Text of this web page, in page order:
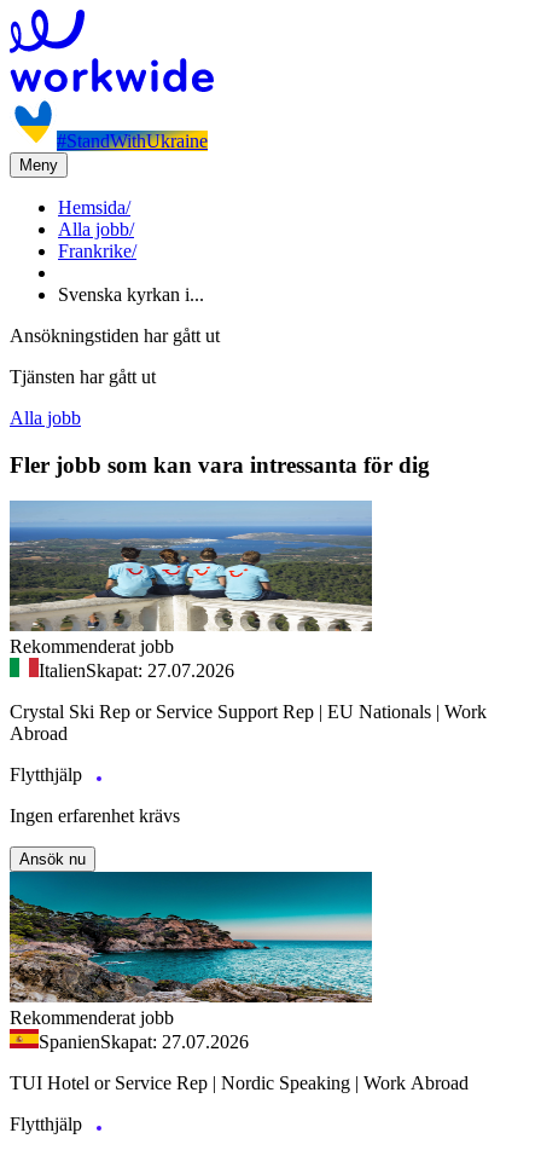
#StandWithUkraine
Meny
Hemsida/
Alla jobb/
Frankrike/
Svenska kyrkan i...
Ansökningstiden har gått ut
Tjänsten har gått ut
Alla jobb
Fler jobb som kan vara intressanta för dig
Rekommenderat jobb
ItalienSkapat: 27.07.2026
Crystal Ski Rep or Service Support Rep | EU Nationals | Work
Abroad
Flytthjälp
Ingen erfarenhet krävs
Ansök nu
Rekommenderat jobb
SpanienSkapat: 27.07.2026
TUI Hotel or Service Rep | Nordic Speaking | Work Abroad
Flytthjälp